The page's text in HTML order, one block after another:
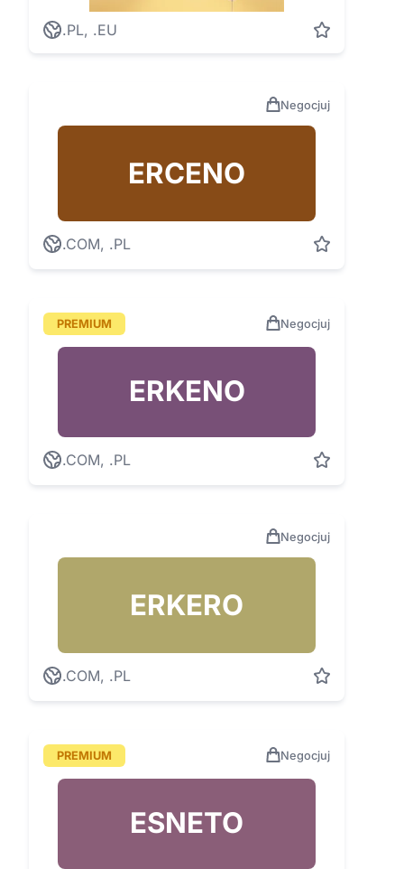
.PL, .EU
Negocjuj
ERCENO
.COM, .PL
PREMIUM Negocjuj
ERKENO
.COM, .PL
Negocjuj
ERKERO
.COM, .PL
PREMIUM Negocjuj
ESNETO